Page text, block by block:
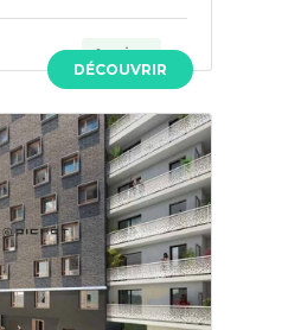
DÉCOUVRIR
Ancien